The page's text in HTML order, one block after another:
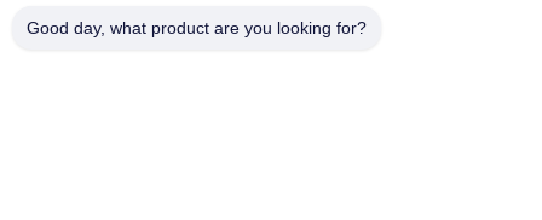
Good day, what product are you looking for?